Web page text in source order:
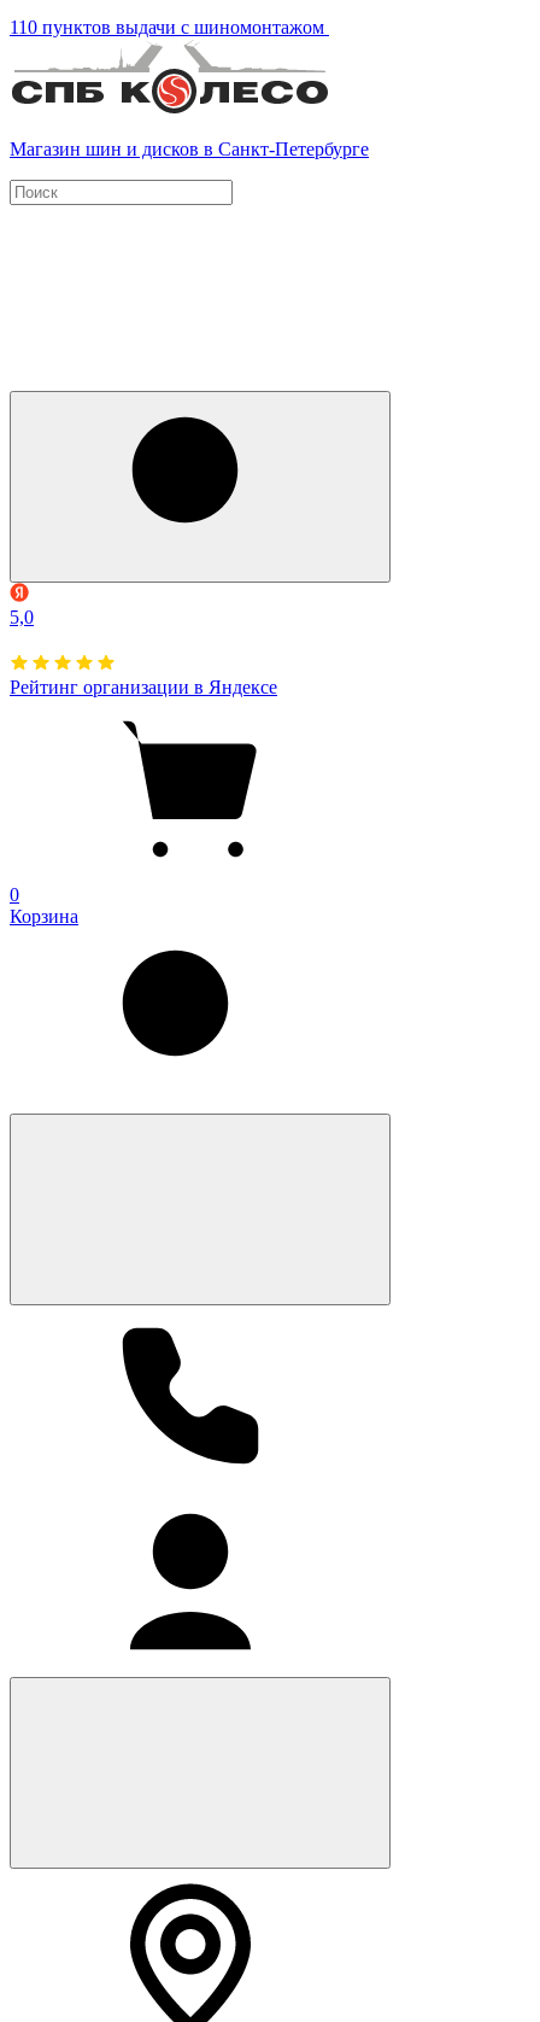
110 пунктов выдачи с шиномонтажом
Магазин шин и дисков в Санкт-Петербурге
5,0
Рейтинг организации в Яндексе
0
Корзина